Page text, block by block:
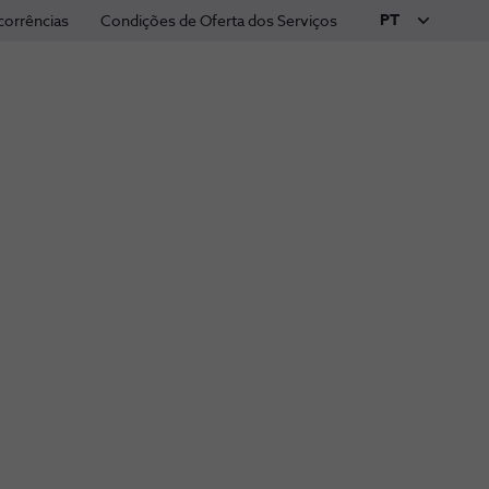
Condições de Oferta dos Serviços PT